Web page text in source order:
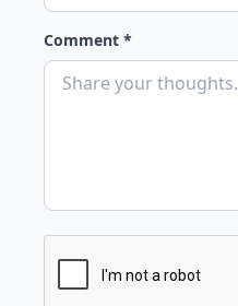
Comment *